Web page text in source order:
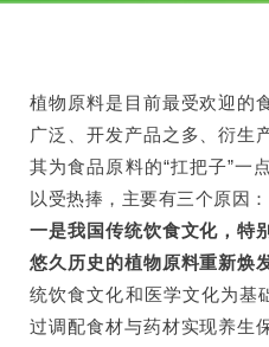
植物原料是目前最受欢迎的
广泛、开发产品之多、衍生
其为食品原料的“扛把子”一
以受热捧，主要有三个原因：
一是我国传统饮食文化，特
悠久历史的植物原料重新焕
统饮食文化和医学文化为基
过调配食材与药材实现养生